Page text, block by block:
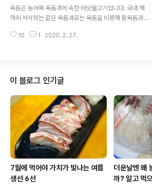
즉, 생선회를 가장 많이 먹는 국가인 셈입니다. 이토록 생선
회를 즐기는 한국이다 보니 자연스럽게 가장 고급스럽고
면, 참다랑어나 다금바리, 참홍어 등이 거론될 것입니다. 일
옥돔은 농어목 옥돔과에 속한 바닷물고기입니다. 국내 해
역에 서식하는 같은 옥돔과로는 옥돔을 비롯해 황옥돔과
주도 근해 또는 동중국해에 서식하고 있습니다. 이 중에서
기분을 주기에 충분합니다. 주요 서식지가 제주도 근해에
한정되다 보니 예부터 제주도민들의 사랑을 한껏 받아온
생선입니다. 제주도에서는 사실상 없으면 안 될 만큼 귀중
한 어족자원이자 차례, 혼인, 제사, 잔치 등 관혼상제에 빠
져선 안 될 생선이기도 합니다. 안동의 제사상에 문어가 빠
지면 제사상이 아니라고 여기듯 제주도의 제사상..
10 1 2020. 2. 27.
이 블로그 인기글
7월에 먹어야 가치가 빛나는 여름
생선 6선
더운날엔 왜
까? 알고 먹